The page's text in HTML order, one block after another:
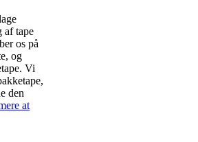
af tape
os på
og
Vi
den
at